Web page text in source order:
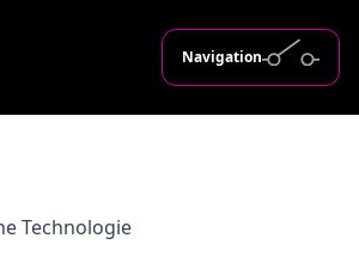
Navigation
Technologie